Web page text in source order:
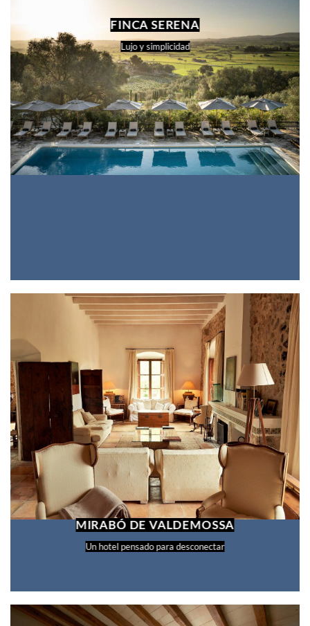
FINCA SERENA
Lujo y simplicidad
MIRABÓ DE VALDEMOSSA
Un hotel pensado para desconectar